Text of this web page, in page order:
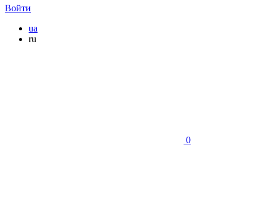
Войти
ua
ru
0